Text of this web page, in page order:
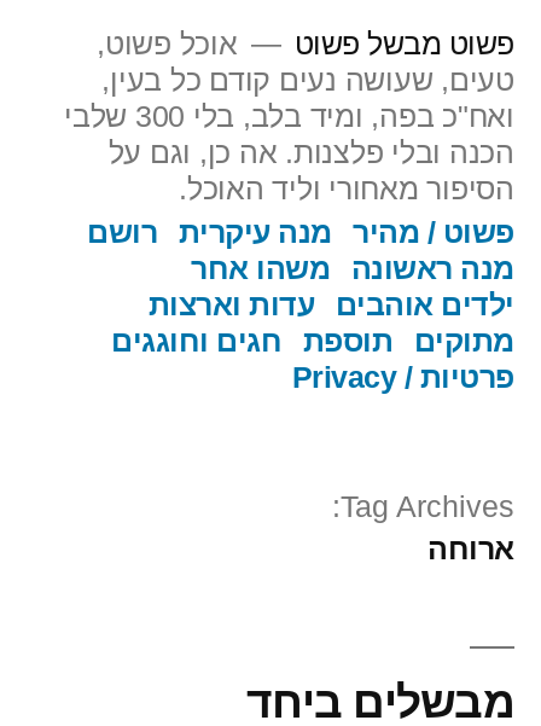
לתוכן
פשוט מבשל פשוט
אוכל פשוט,
טעים, שעושה נעים קודם כל בעין,
ואח"כ בפה, ומיד בלב, בלי 300 שלבי
הכנה ובלי פלצנות. אה כן, וגם על
הסיפור מאחורי וליד האוכל.
פשוט / מהיר
מנה עיקרית
רושם
מנה ראשונה
משהו אחר
ילדים אוהבים
עדות וארצות
מתוקים
תוספת
חגים וחוגגים
פרטיות / Privacy
Tag Archives:
ארוחה
מבשלים ביחד